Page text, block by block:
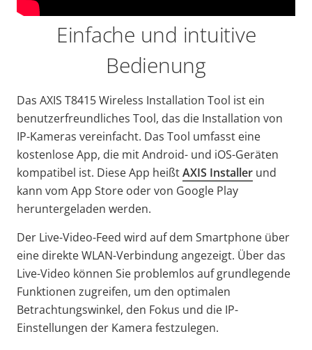
Einfache und intuitive
Bedienung
Das AXIS T8415 Wireless Installation Tool ist ein
benutzerfreundliches Tool, das die Installation von
IP-Kameras vereinfacht. Das Tool umfasst eine
kostenlose App, die mit Android- und iOS-Geräten
kompatibel ist. Diese App heißtAXIS Installer und
kann vom App Store oder von Google Play
heruntergeladen werden.
Der Live-Video-Feed wird auf dem Smartphone über
eine direkte WLAN-Verbindung angezeigt. Über das
Live-Video können Sie problemlos auf grundlegende
Funktionen zugreifen, um den optimalen
Betrachtungswinkel, den Fokus und die IP-
Einstellungen der Kamera festzulegen.